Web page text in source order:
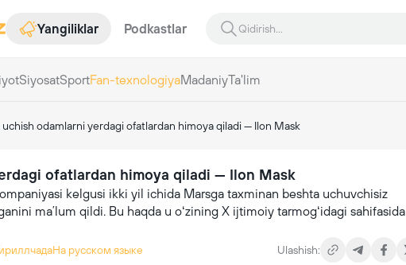
Yangiliklar Podkastlar
SiyosatSportFan-texnologiyaMadaniyTa'lim
uchish odamlarni yerdagi ofatlardan himoya qiladi — Ilon Mask
ofatlardan himoya qiladi — Ilon Mask
kelgusi ikki yil ichida Marsga taxminan beshta uchuvchisiz
maʼlum qildi. Bu haqda u oʻzining X ijtimoiy tarmogʻidagi sahifasida
На русском языке Ulashish: